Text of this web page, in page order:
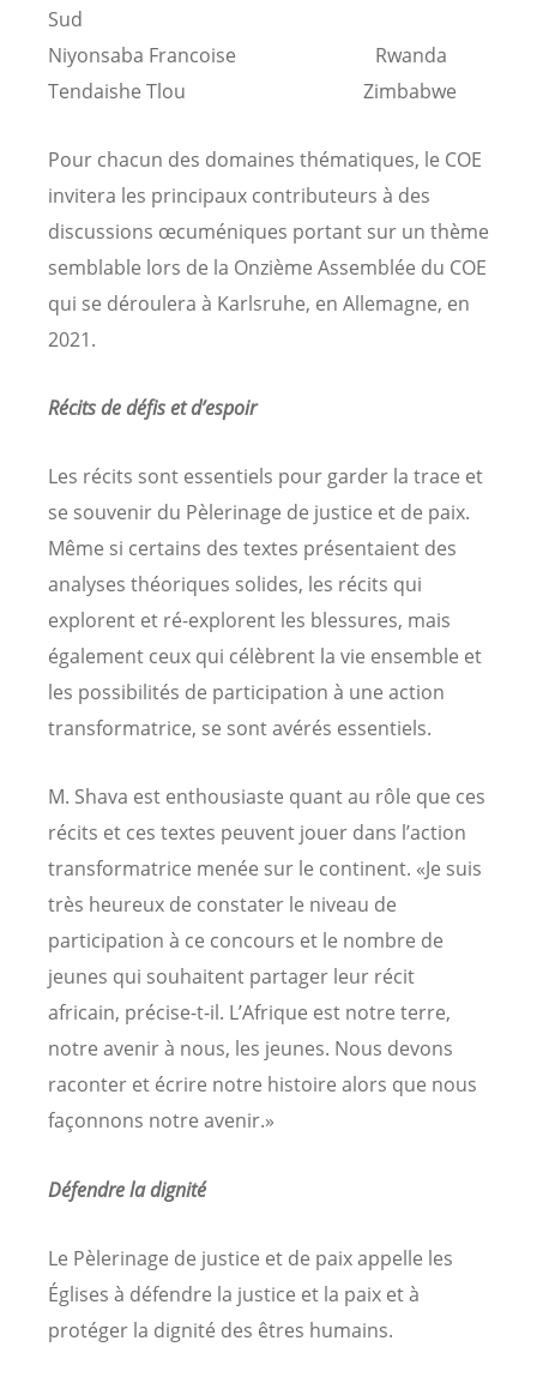
Sud
Niyonsaba Francoise Rwanda
Tendaishe Tlou Zimbabwe
Pour chacun des domaines thématiques, le COE
invitera les principaux contributeurs à des
discussions œcuméniques portant sur un thème
semblable lors de la Onzième Assemblée du COE
qui se déroulera à Karlsruhe, en Allemagne, en
2021.
Récits de défis et d’espoir
Les récits sont essentiels pour garder la trace et
se souvenir du Pèlerinage de justice et de paix.
Même si certains des textes présentaient des
analyses théoriques solides, les récits qui
explorent et ré-explorent les blessures, mais
également ceux qui célèbrent la vie ensemble et
les possibilités de participation à une action
transformatrice, se sont avérés essentiels.
M. Shava est enthousiaste quant au rôle que ces
récits et ces textes peuvent jouer dans l’action
transformatrice menée sur le continent. «Je suis
très heureux de constater le niveau de
participation à ce concours et le nombre de
jeunes qui souhaitent partager leur récit
africain, précise-t-il. L’Afrique est notre terre,
notre avenir à nous, les jeunes. Nous devons
raconter et écrire notre histoire alors que nous
façonnons notre avenir.»
Défendre la dignité
Le Pèlerinage de justice et de paix appelle les
Églises à défendre la justice et la paix et à
protéger la dignité des êtres humains.